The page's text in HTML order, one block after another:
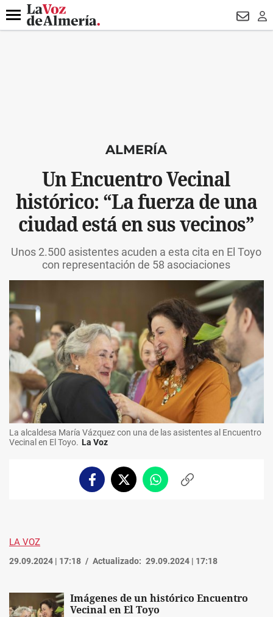
DESTACADO DRON UDA
Menú
ALMERÍA
Un Encuentro Vecinal
histórico: “La fuerza de una
ciudad está en sus vecinos”
Unos 2.500 asistentes acuden a esta cita en El Toyo
con representación de 58 asociaciones
La alcaldesa María Vázquez con una de las asistentes al Encuentro
Vecinal en El Toyo. La Voz
FacebookTwitterWhatsappCopiar
LA VOZ
29.09.2024 | 17:18 Actualizado: 29.09.2024 | 17:18
Imágenes de un histórico Encuentro
Vecinal en El Toyo